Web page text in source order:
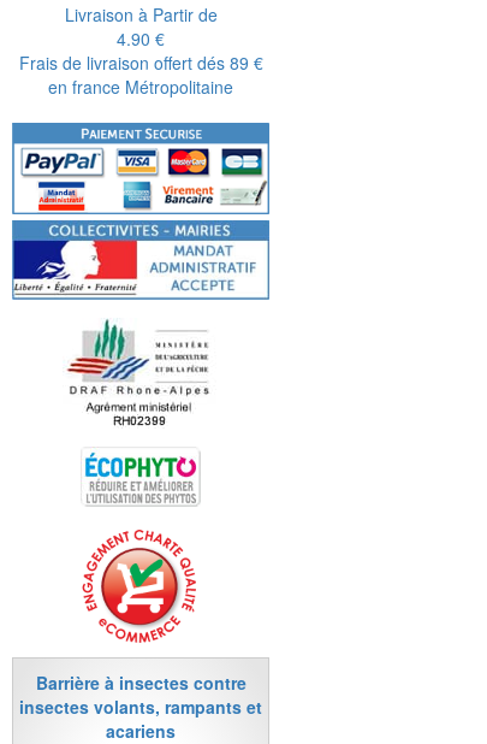
Livraison à Partir de
4.90 €
Frais de livraison offert dés 89 €
en france Métropolitaine
Barrière à insectes contre
insectes volants, rampants et
acariens